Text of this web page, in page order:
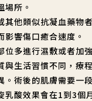
場所。
其他類似抗凝血藥物
影響傷口癒合速度。
位多進行濕敷或者加
與生活習慣不同，療
。術後的肌膚需要一
乳酸效果會在1到3個